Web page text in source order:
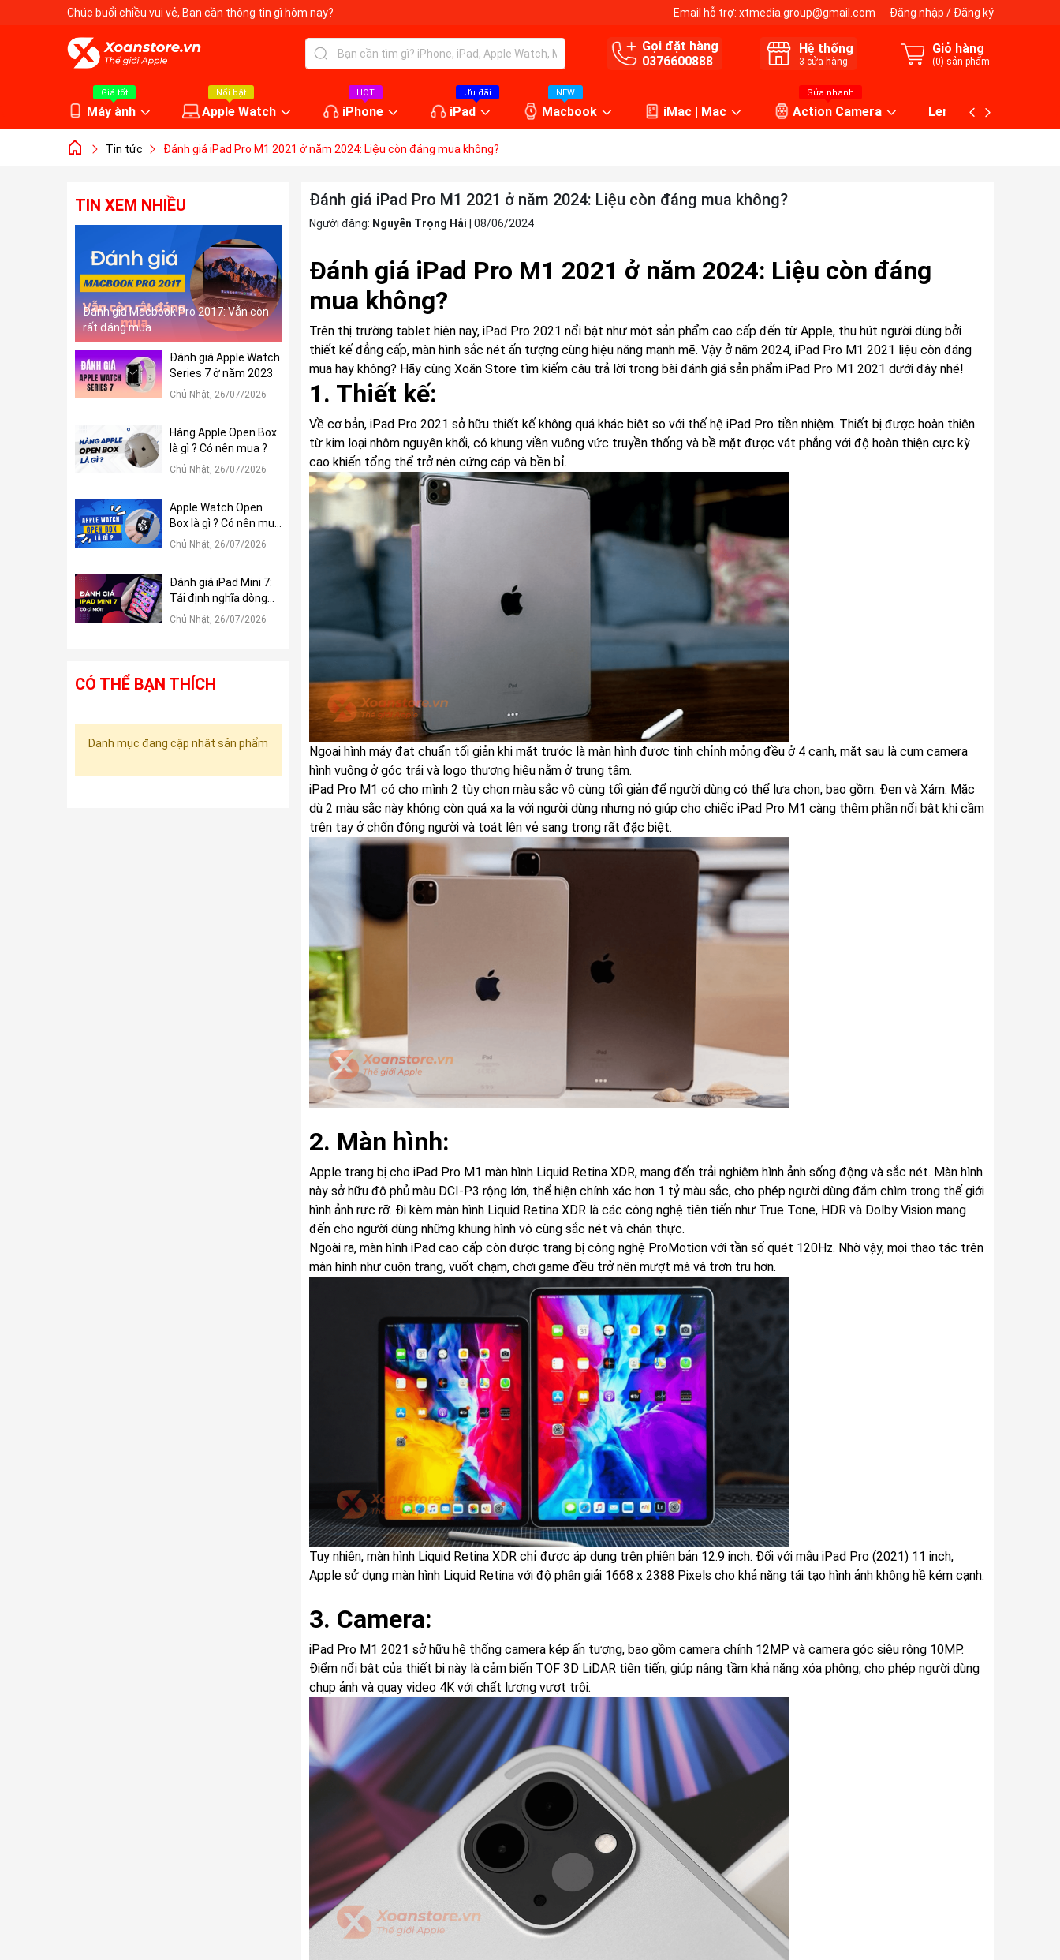
Chúc buổi chiều vui vẻ, Bạn cần thông tin gì hôm nay? Email hỗ trợ: xtmedia.group@gmail.com Đăng nhập / Đăng ký
Gọi đặt hàng
0376600888
Hệ thống
3 cửa hàng
Giỏ hàng
(0) sản phẩm
Giá tốt
Máy ành
Nổi bật
Apple Watch
HOT
iPhone
Ưu đãi
iPad
NEW
Macbook iMac | Mac
Sửa nhanh
Action Camera Lens máy ảnh
Tin tức Đánh giá iPad Pro M1 2021 ở năm 2024: Liệu còn đáng mua không?
Đánh giá iPad Pro M1 2021 ở năm 2024: Liệu còn đáng mua không?
Người đăng: Nguyễn Trọng Hải 08/06/2024
Đánh giá iPad Pro M1 2021 ở năm 2024: Liệu còn đáng
mua không?
Trên thị trường tablet hiện nay, iPad Pro 2021 nổi bật như một sản phẩm cao cấp đến từ Apple, thu hút người dùng bởi
thiết kế đẳng cấp, màn hình sắc nét ấn tượng cùng hiệu năng mạnh mẽ. Vậy ở năm 2024, iPad Pro M1 2021 liệu còn đáng
mua hay không? Hãy cùng Xoăn Store tìm kiếm câu trả lời trong bài đánh giá sản phẩm iPad Pro M1 2021 dưới đây nhé!
1. Thiết kế:
Về cơ bản, iPad Pro 2021 sở hữu thiết kế không quá khác biệt so với thế hệ iPad Pro tiền nhiệm. Thiết bị được hoàn thiện
từ kim loại nhôm nguyên khối, có khung viền vuông vức truyền thống và bề mặt được vát phẳng với độ hoàn thiện cực kỳ
cao khiến tổng thể trở nên cứng cáp và bền bỉ.
Ngoại hình máy đạt chuẩn tối giản khi mặt trước là màn hình được tinh chỉnh mỏng đều ở 4 cạnh, mặt sau là cụm camera
hình vuông ở góc trái và logo thương hiệu nằm ở trung tâm.
iPad Pro M1 có cho mình 2 tùy chọn màu sắc vô cùng tối giản để người dùng có thể lựa chọn, bao gồm: Đen và Xám. Mặc
dù 2 màu sắc này không còn quá xa lạ với người dùng nhưng nó giúp cho chiếc iPad Pro M1 càng thêm phần nổi bật khi cầm
trên tay ở chốn đông người và toát lên vẻ sang trọng rất đặc biệt.
2. Màn hình:
Apple trang bị cho iPad Pro M1 màn hình Liquid Retina XDR, mang đến trải nghiệm hình ảnh sống động và sắc nét. Màn hình
này sở hữu độ phủ màu DCI-P3 rộng lớn, thể hiện chính xác hơn 1 tỷ màu sắc, cho phép người dùng đắm chìm trong thế giới
hình ảnh rực rỡ. Đi kèm màn hình Liquid Retina XDR là các công nghệ tiên tiến như True Tone, HDR và Dolby Vision mang
đến cho người dùng những khung hình vô cùng sắc nét và chân thực.
Ngoài ra, màn hình iPad cao cấp còn được trang bị công nghệ ProMotion với tần số quét 120Hz. Nhờ vậy, mọi thao tác trên
màn hình như cuộn trang, vuốt chạm, chơi game đều trở nên mượt mà và trơn tru hơn.
Tuy nhiên, màn hình Liquid Retina XDR chỉ được áp dụng trên phiên bản 12.9 inch. Đối với mẫu iPad Pro (2021) 11 inch,
Apple sử dụng màn hình Liquid Retina với độ phân giải 1668 x 2388 Pixels cho khả năng tái tạo hình ảnh không hề kém cạnh.
3. Camera:
iPad Pro M1 2021 sở hữu hệ thống camera kép ấn tượng, bao gồm camera chính 12MP và camera góc siêu rộng 10MP.
Điểm nổi bật của thiết bị này là cảm biến TOF 3D LiDAR tiên tiến, giúp nâng tầm khả năng xóa phông, cho phép người dùng
chụp ảnh và quay video 4K với chất lượng vượt trội.
TIN XEM NHIỀU
Đánh giá Macbook Pro 2017: Vẫn còn
rất đáng mua
Đánh giá Apple Watch
Series 7 ở năm 2023
Chủ Nhật, 26/07/2026
Hàng Apple Open Box
là gì ? Có nên mua ?
Chủ Nhật, 26/07/2026
Apple Watch Open
Box là gì ? Có nên mua
?
Chủ Nhật, 26/07/2026
Đánh giá iPad Mini 7:
Tái định nghĩa dòng
iPad Mini
Chủ Nhật, 26/07/2026
CÓ THỂ BẠN THÍCH
Danh mục đang cập nhật sản phẩm